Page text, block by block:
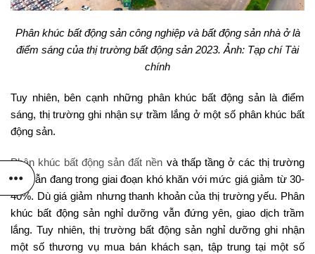
Phân khúc bất động sản công nghiệp và bất động sản nhà ở là
điểm sáng của thị trường bất động sản 2023. Ảnh: Tạp chí Tài
chính
Tuy nhiên, bên cạnh những phân khúc bất động sản là điểm
sáng, thị trường ghi nhận sự trầm lắng ở một số phân khúc bất
động sản.
Phân khúc bất động sản đất nền và thấp tầng ở các thị trường
tỉnh vẫn đang trong giai đoạn khó khăn với mức giá giảm từ 30-
40%. Dù giá giảm nhưng thanh khoản của thị trường yếu. Phân
khúc bất động sản nghỉ dưỡng vẫn đứng yên, giao dịch trầm
lắng. Tuy nhiên, thị trường bất động sản nghỉ dưỡng ghi nhận
một số thương vụ mua bán khách sạn, tập trung tại một số